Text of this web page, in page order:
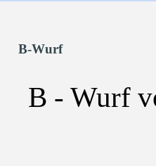
B-Wurf
B - Wurf